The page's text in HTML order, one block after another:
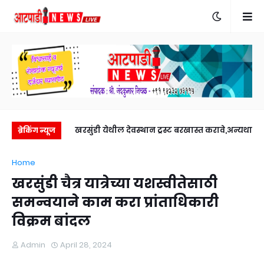
ब्रेकिंग न्यूज
खरसुंडी येथील देवस्थान ट्रस्ट बरखास्त करावे,अन्यथा
हळदी समारंभाने
Home
खरसुंडी चैत्र यात्रेच्या यशस्वीतेसाठी
समन्वयाने काम करा प्रांताधिकारी
विक्रम बांदल
Admin April 28, 2024